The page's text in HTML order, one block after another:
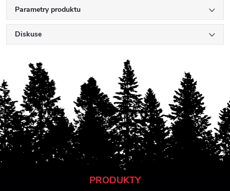
Parametry produktu
Diskuse
PRODUKTY